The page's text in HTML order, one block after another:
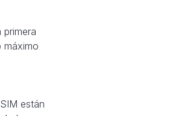
máximo
están